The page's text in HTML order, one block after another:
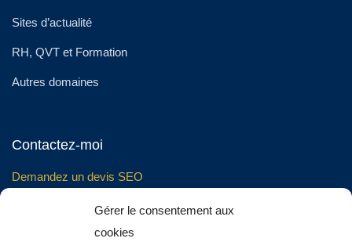
Gérer le consentement aux
cookies
Sites d’actualité
RH, QVT et Formation
Autres domaines
Contactez-moi
Demandez un devis SEO
07 49 51 52 90